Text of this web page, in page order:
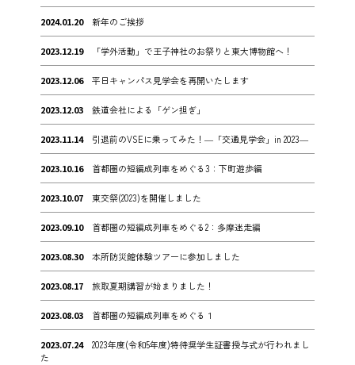
2024.01.20 新年のご挨拶
2023.12.19 「学外活動」で王子神社のお祭りと東大博物館へ！
2023.12.06 平日キャンパス見学会を再開いたします
2023.12.03 鉄道会社による「ゲン担ぎ」
2023.11.14 引退前のVSEに乗ってみた！―「交通見学会」in 2023―
2023.10.16 首都圏の短編成列車をめぐる3：下町遊歩編
2023.10.07 東交祭(2023)を開催しました
2023.09.10 首都圏の短編成列車をめぐる2：多摩迷走編
2023.08.30 本所防災館体験ツアーに参加しました
2023.08.17 旅取夏期講習が始まりました！
2023.08.03 首都圏の短編成列車をめぐる１
2023.07.24
2023年度(令和5年度)特待奨学生証書授与式が行われまし
た